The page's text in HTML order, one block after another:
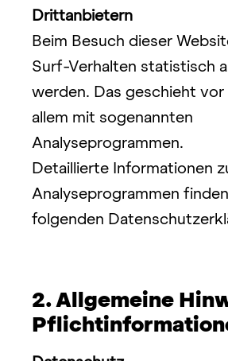
Drittanbietern
Beim Besuch dieser
Surf-Verhalten statistisch
werden. Das geschieht vor
allem mit sogenannten
Analyseprogrammen.
Detaillierte Informationen
Analyseprogrammen
folgenden
2. Allgemeine